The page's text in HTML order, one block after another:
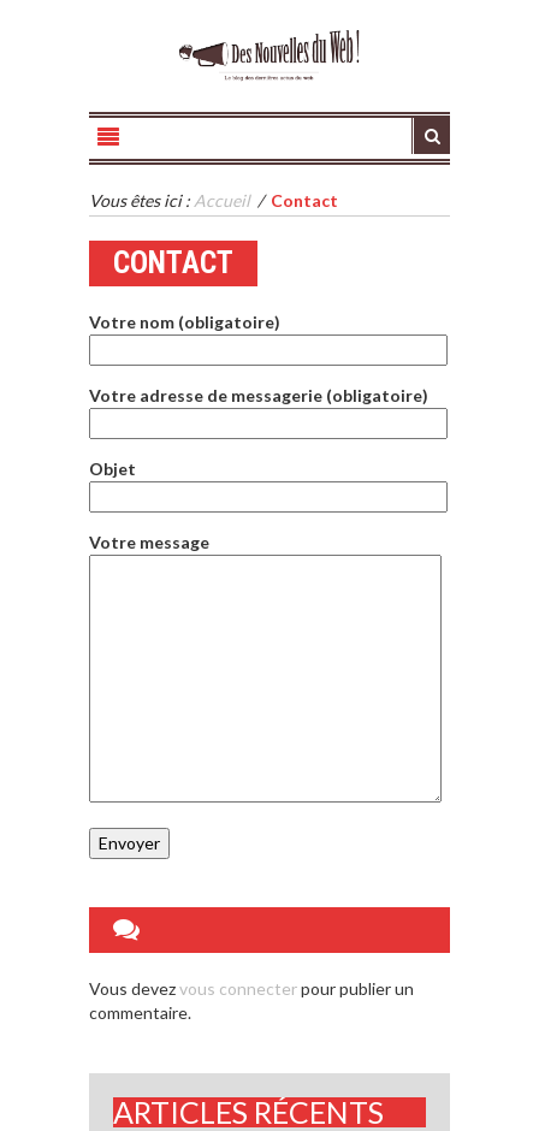
Vous êtes ici : Accueil / Contact
CONTACT
Votre nom (obligatoire)
Votre adresse de messagerie (obligatoire)
Objet
Votre message
COMMENTAIRE
Vous devezvous connecterpour publier un
commentaire.
ARTICLES RÉCENTS